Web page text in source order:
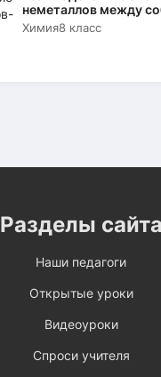
неметаллов между
Химия8 класс
Разделы сайта
Наши педагоги
Открытые уроки
Видеоуроки
Спроси учителя